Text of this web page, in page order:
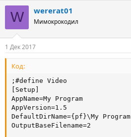
к
ц
W wererat01
Мимокрокодил
1 Дек 2017
Код:
;#define Video
[Setup]
AppName=My Program
AppVersion=1.5
DefaultDirName={pf}\My Program
OutputBaseFilename=2